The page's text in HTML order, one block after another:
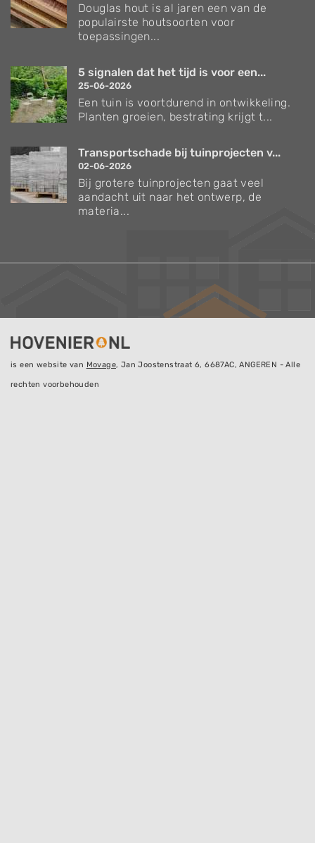
Douglas hout is al jaren een van de
populairste houtsoorten voor
toepassingen...
5 signalen dat het tijd is voor een...
25-06-2026
Een tuin is voortdurend in ontwikkeling.
Planten groeien, bestrating krijgt t...
Transportschade bij tuinprojecten v...
02-06-2026
Bij grotere tuinprojecten gaat veel
aandacht uit naar het ontwerp, de
materia...
is een website van Movage, Jan Joostenstraat 6, 6687AC, ANGEREN - Alle
rechten voorbehouden